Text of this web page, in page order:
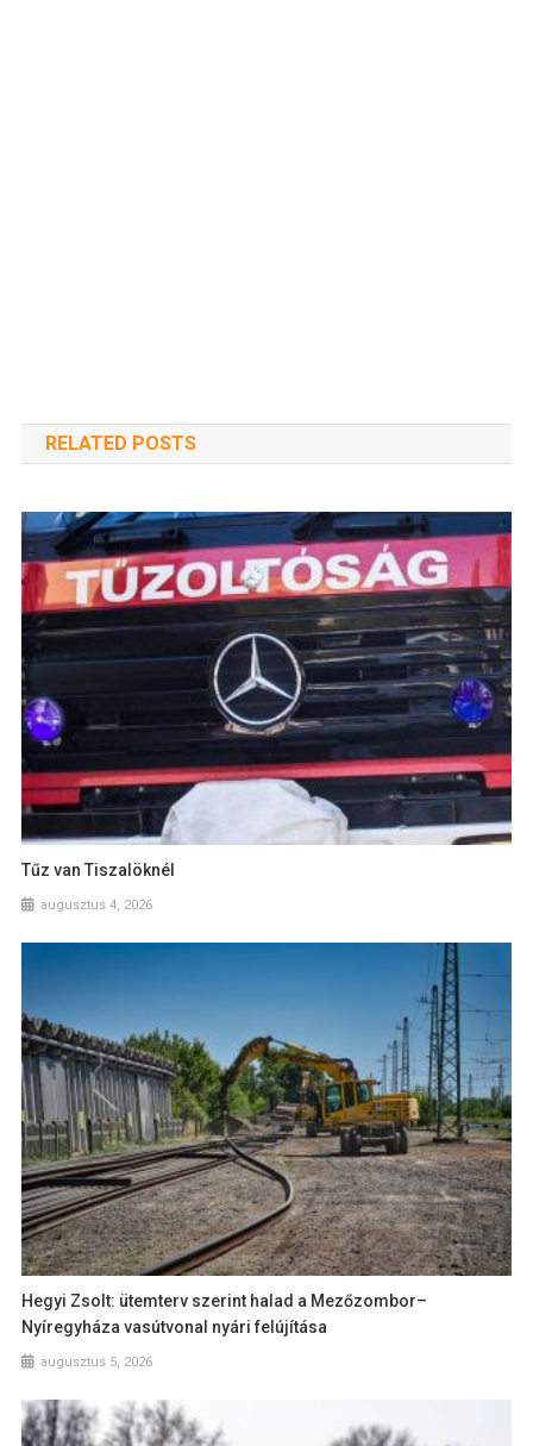
RELATED POSTS
Tűz van Tiszalöknél
augusztus 4, 2026
Hegyi Zsolt: ütemterv szerint halad a Mezőzombor–
Nyíregyháza vasútvonal nyári felújítása
augusztus 5, 2026